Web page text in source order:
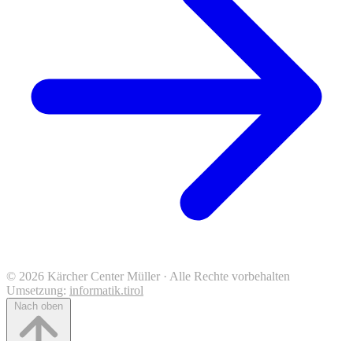
© 2026 Kärcher Center Müller · Alle Rechte vorbehalten
Umsetzung: informatik.tirol
Nach oben